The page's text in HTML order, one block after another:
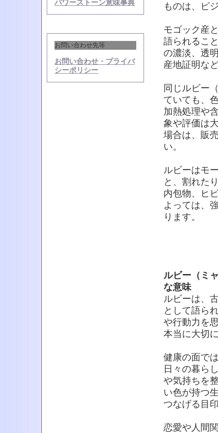
パワーストーン意味事典
お問い合わせ先等
お問い合わせ・プライバ
シーポリシー
ものは、ピ
モゴック産
語られるこ
の濃淡、透
産地証明な
同じルビー
ていても、
加熱処理や
象や評価は
場合は、販
い。
ルビーはモ
と、割れた
内包物、ヒ
よっては、
ります。
ルビー（ミ
な意味
ルビーは、
として語ら
や行動力を
本当に大切
健康の面で
日々の暮ら
や気持ちを
い色が持つ
つなげる目
恋愛や人間